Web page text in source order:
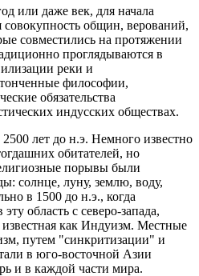
или даже век, для начала
общин, верований,
совместились на протяжении
проглядываются в
реки и
философии,
обязательства
индусских обществах.
лет до н.э. Немного известно
обитателей, но
порывы были
солнце, луну, землю, воду,
в 1500 до н.э., когда
область с северо-запада,
как Индуизм. Местные
путем "синкритизации" и
в юго-восточной Азии
и в каждой части мира.